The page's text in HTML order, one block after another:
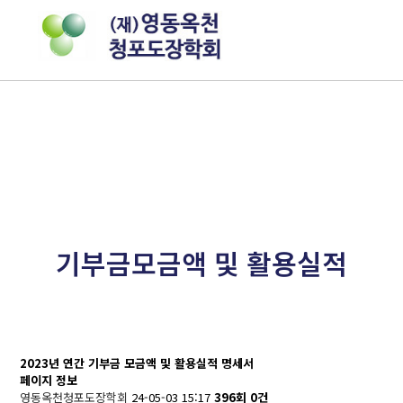
기부금모금액 및 활용실적
2023년 연간 기부금 모금액 및 활용실적 명세서
페이지 정보
영동옥천청포도장학회 24-05-03 15:17396회 0건